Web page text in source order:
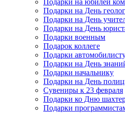
Подарки на юбилей
Подарки на День
Подарки на День
Подарки на День
Подарки военным
Подарок коллеге
Подарки
Подарки на День
Подарки начальнику
Подарки на День
Сувениры к 23 февраля
Подарки ко Дню
Подарки